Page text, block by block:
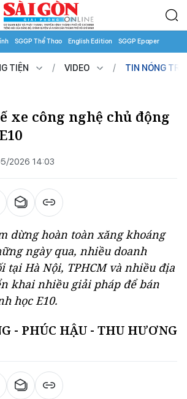
SGGP Thể Thao English Edition SGGP Epaper
TIỆN VIDEO TIN NÓNG
xe công nghệ chủ động
2026 14:03
dừng hoàn toàn xăng khoáng
ngày qua, nhiều doanh
tại Hà Nội, TPHCM và nhiều địa
khai nhiều giải pháp để bán
học E10.
- PHÚC HẬU - THU HƯƠNG